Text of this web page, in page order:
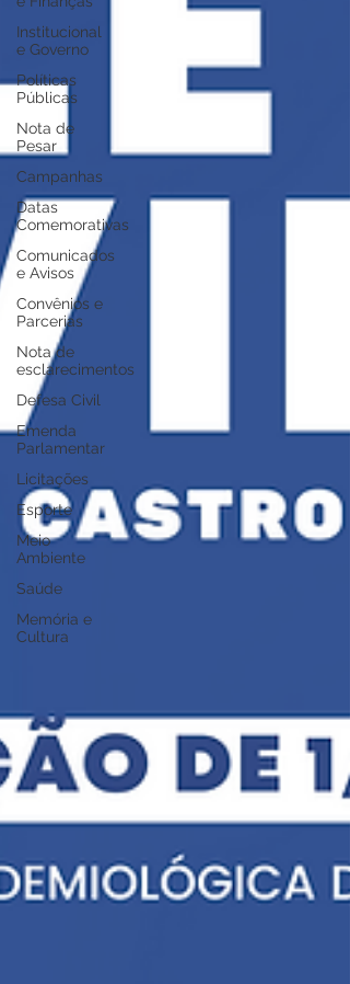
Institucional
e Governo
Políticas
Públicas
Nota de
Pesar
Campanhas
Datas
Comemorativas
Comunicados
e Avisos
Convênios e
Parcerias
Nota de
esclarecimentos
Defesa Civil
Emenda
Parlamentar
Licitações
Esporte
Meio
Ambiente
Saúde
Memória e
Cultura